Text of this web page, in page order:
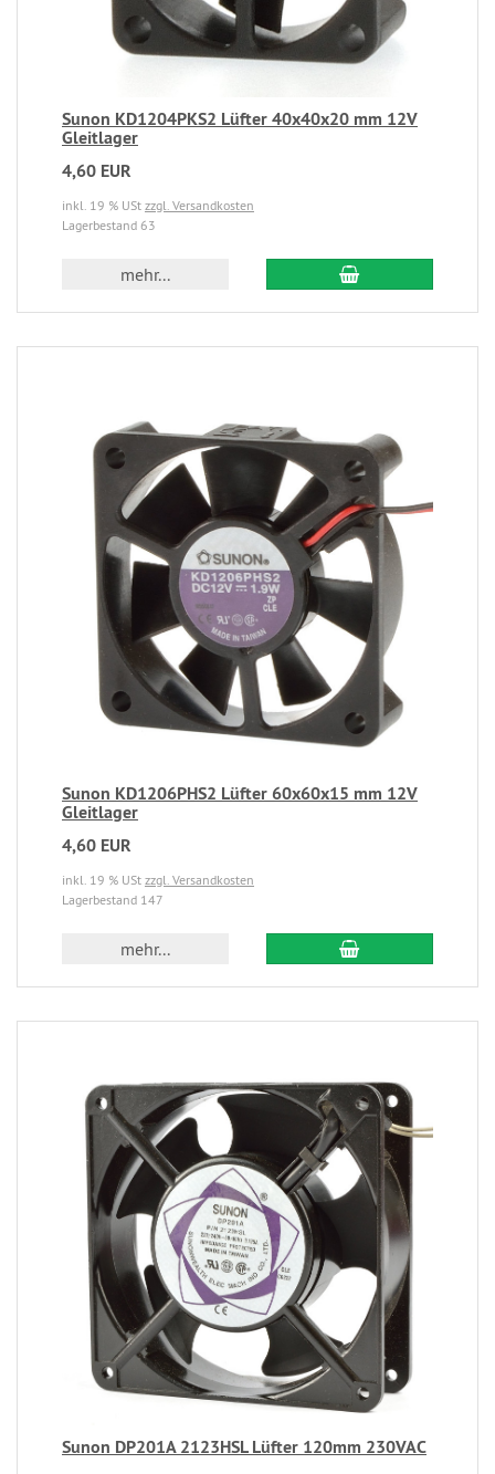
Sunon KD1204PKS2 Lüfter 40x40x20 mm 12V
Gleitlager
4,60 EUR
inkl. 19 % USt zzgl. Versandkosten
Lagerbestand 63
mehr...
Sunon KD1206PHS2 Lüfter 60x60x15 mm 12V
Gleitlager
4,60 EUR
inkl. 19 % USt zzgl. Versandkosten
Lagerbestand 147
mehr...
Sunon DP201A 2123HSL Lüfter 120mm 230VAC